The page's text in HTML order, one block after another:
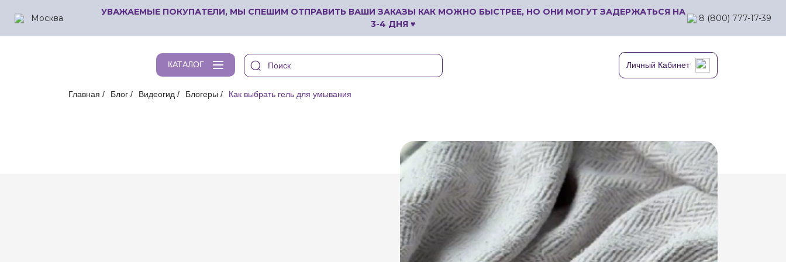
УВАЖАЕМЫЕ ПОКУПАТЕЛИ, МЫ СПЕШИМ ОТПРАВИТЬ ВАШИ ЗАКАЗЫ КАК МОЖНО БЫСТРЕЕ, НО ОНИ МОГУТ ЗАДЕРЖАТЬСЯ НА
3-4 ДНЯ ♥
Москва 8 (800) 777-17-39
КАТАЛОГ Личный Кабинет
Главная Блог Видеогид Блогеры Как выбрать гель для умывания